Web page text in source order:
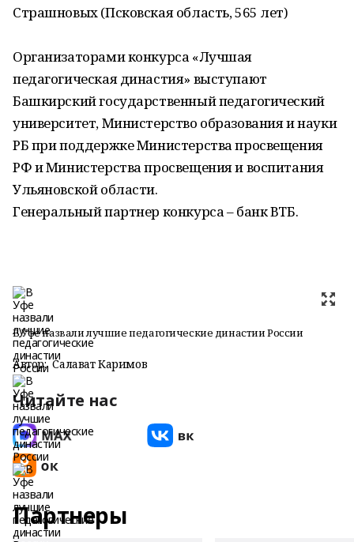
Страшновых (Псковская область, 565 лет)
Организаторами конкурса «Лучшая
педагогическая династия» выступают
Башкирский государственный педагогический
университет, Министерство образования и науки
РБ при поддержке Министерства просвещения
РФ и Министерства просвещения и воспитания
Ульяновской области.
Генеральный партнер конкурса – банк ВТБ.
В Уфе назвали лучшие педагогические династии России
Автор: Салават Каримов
Читайте нас
Партнеры